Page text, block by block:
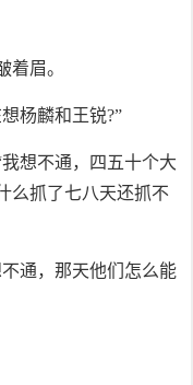
着眉。
杨麟和王锐?”
想不通，四五十个大
么抓了七八天还抓不
通，那天他们怎么能